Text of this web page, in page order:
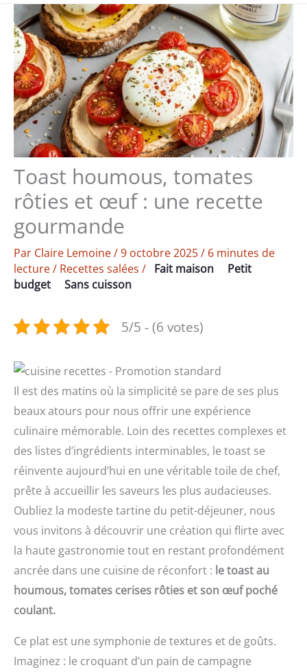
Toast houmous, tomates
rôties et œuf : une recette
gourmande
Par Claire Lemoine/9 octobre 2025/ 6 minutes de
lecture/ Recettes salées / Fait maison
Petit
budget
Sans cuisson
5/5 - (6 votes)
Il est des matins où la simplicité se pare de ses plus
beaux atours pour nous offrir une expérience
culinaire mémorable. Loin des recettes complexes et
des listes d’ingrédients interminables, le toast se
réinvente aujourd’hui en une véritable toile de chef,
prête à accueillir les saveurs les plus audacieuses.
Oubliez la modeste tartine du petit-déjeuner, nous
vous invitons à découvrir une création qui flirte avec
la haute gastronomie tout en restant profondément
ancrée dans une cuisine de réconfort : le toast au
houmous, tomates cerises rôties et son œuf poché
coulant.
Ce plat est une symphonie de textures et de goûts.
Imaginez : le croquant d’un pain de campagne